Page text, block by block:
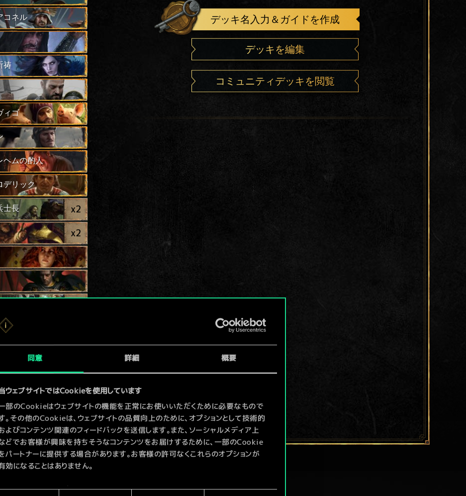
同意 詳細 概要
ウェブサイトではCookieを使用しています
部のCookieはウェブサイトの機能を正常にお使いいただくために必要なもので
。その他のCookieは、ウェブサイトの品質向上のために、オプションとして技術的
よびコンテンツ関連のフィードバックを送信します。また、ソーシャルメディア上
どでお客様が興味を持ちそうなコンテンツをお届けするために、一部のCookie
パートナーに提供する場合があります。お客様の許可なくこれらのオプションが
効になることはありません。
の使用およびパフォーマンスの変更点に関する詳細は、下記の「設定」メニ
コネル
祷
ィゴ
ヘムの酌人
デリック
士長 x2
x2
x2
デッキ名入力＆ガイドを作成
デッキを編集
コミュニティデッキを閲覧